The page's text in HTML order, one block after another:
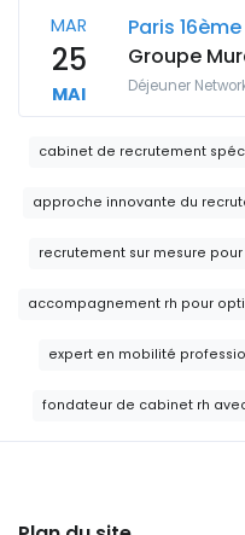
MAR
25
MAI
Paris 16ème
Groupe
Déjeuner
cabinet de recrutement
approche innovante du
recrutement sur mesure
accompagnement rh pour
expert en mobilité
fondateur de cabinet rh